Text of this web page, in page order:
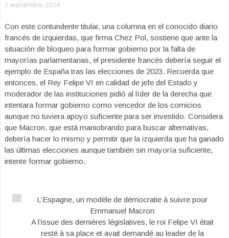
2 septiembre, 2024
Con este contundente titular, una columna en el conocido diario
francés de izquierdas, que firma Chez Pol, sostiene que ante la
situación de bloqueo para formar gobierno por la falta de
mayorías parlamentarias, el presidente francés debería seguir el
ejemplo de España tras las elecciones de 2023. Recuerda que
entonces, el Rey Felipe VI en calidad de jefe del Estado y
moderador de las instituciones pidió al líder de la derecha que
intentara formar gobierno como vencedor de los comicios
aunque no tuviera apoyo suficiente para ser investido. Considera
que Macron, que está maniobrando para buscar alternativas,
debería hacer lo mismo y permitir que la izquierda que ha ganado
las últimas elecciones aunque también sin mayoría suficiente,
intente formar gobierno.
L’Espagne, un modèle de démocratie à suivre pour
Emmanuel Macron
A l’issue des dernières législatives, le roi Felipe VI était
resté à sa place et avait demandé au leader de la